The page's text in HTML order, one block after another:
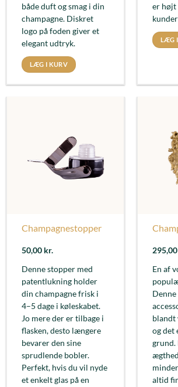
både duft og smag i din
champagne. Diskret
logo på foden giver et
elegant udtryk.
LÆG I KURV
er højt
LÆG
Champagnestopper
50,00 kr.
Denne stopper med
patentlukning holder
din champagne frisk i
4–5 dage i køleskabet.
Jo mere der er tilbage i
flasken, desto længere
bevarer den sine
sprudlende bobler.
Perfekt, hvis du vil nyde
et enkelt glas på en
295,00
En af
blandt
og det
grund.
altid